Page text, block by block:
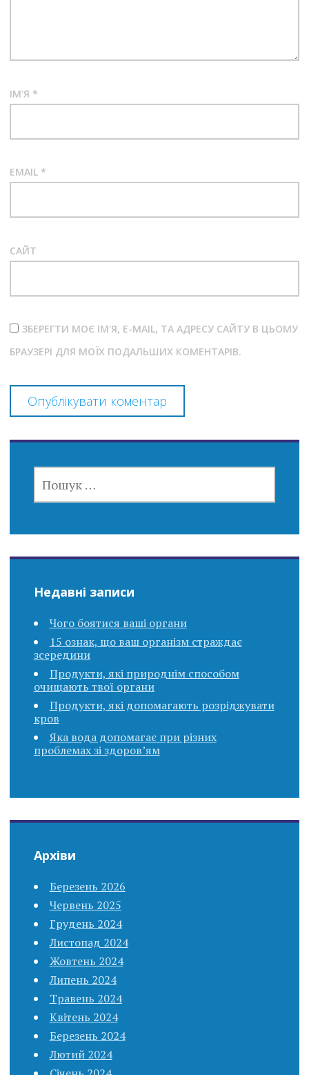
ІМ'Я *
EMAIL *
САЙТ
ЗБЕРЕГТИ МОЄ ІМ'Я, E-MAIL, ТА АДРЕСУ САЙТУ В ЦЬОМУ
БРАУЗЕРІ ДЛЯ МОЇХ ПОДАЛЬШИХ КОМЕНТАРІВ.
Недавні записи
Чого боятися ваші органи
15 ознак, що ваш організм страждає
зсередини
Продукти, які природнім способом
очищають твої органи
Продукти, які допомагають розріджувати
кров
Яка вода допомагає при різних
проблемах зі здоров’ям
Архіви
Березень 2026
Червень 2025
Грудень 2024
Листопад 2024
Жовтень 2024
Липень 2024
Травень 2024
Квітень 2024
Березень 2024
Лютий 2024